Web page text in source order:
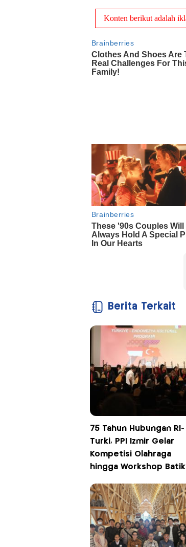
Berita Terkait
75 Tahun Hubungan RI-
Turki, PPI Izmir Gelar
Kompetisi Olahraga
hingga Workshop Batik